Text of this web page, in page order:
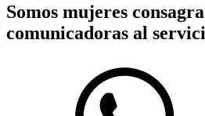
Somos mujeres
comunicadoras al